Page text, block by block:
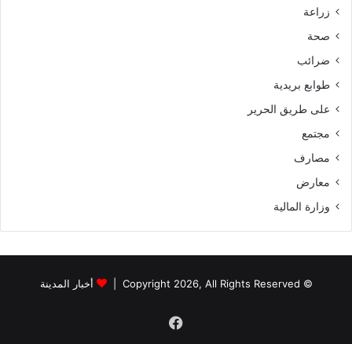
زراعة
صحة
ضرائب
طوابع بريدية
على طريق الحرير
مجتمع
مصارف
معارض
وزارة المالية
© Copyright 2026, All Rights Reserved | أخبار المدينة
فيسبوك